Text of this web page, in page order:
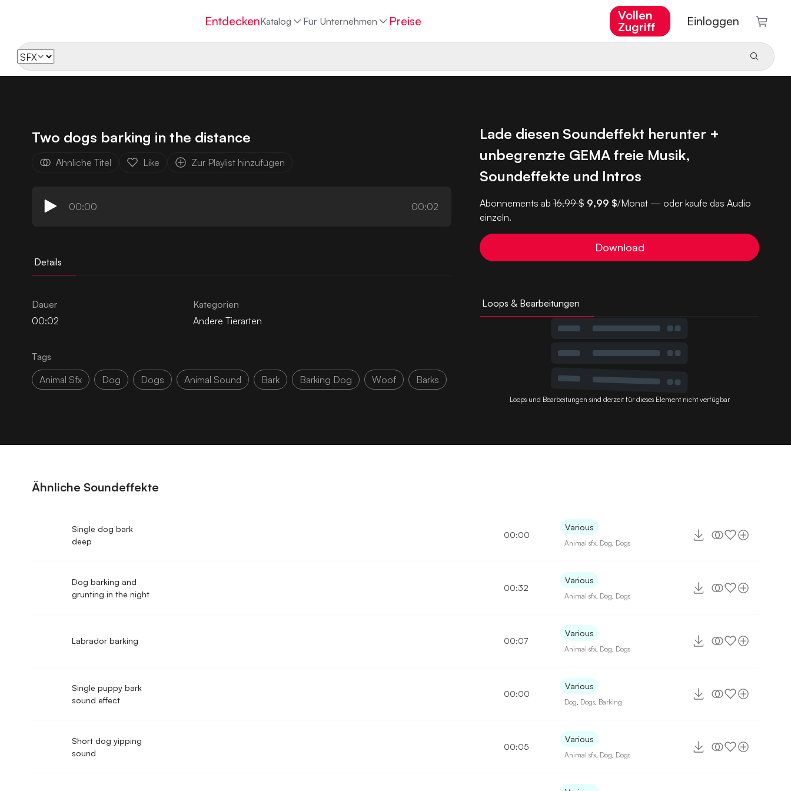
EntdeckenKatalog Für Unternehmen Preise
Vollen
Zugriff
Einloggen
Two dogs barking in the distance
Ähnliche Titel Like Zur Playlist hinzufügen
00:00 00:02
Details
Dauer
00:02
Kategorien
Andere Tierarten
Tags
Animal Sfx
Dog Dogs Animal Sound Bark Barking Dog Woof Barks
Lade diesen Soundeffekt herunter +
unbegrenzte GEMA freie Musik,
Soundeffekte und Intros
Abonnements ab16,99 $ 9,99 $/Monat — oder kaufe das Audio
einzeln.
Download
Loops & Bearbeitungen
Loops und Bearbeitungen sind derzeit für dieses Element nicht verfügbar
Ähnliche Soundeffekte
Single dog bark
deep
00:00
Various
Animal sfx Dog Dogs
Dog barking and
grunting in the night
00:32
Various
Animal sfx Dog Dogs
Labrador barking 00:07
Various
Animal sfx Dog Dogs
Single puppy bark
sound effect
00:00
Various
Dog Dogs Barking
Short dog yipping
sound
00:05
Various
Animal sfx Dog Dogs